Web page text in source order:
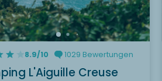
8.9/10 1029 Bewertungen
L'Aiguille Creuse